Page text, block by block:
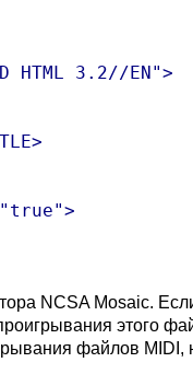
HTML 3.2//EN">
NCSA Mosaic.
этого
файлов MIDI,